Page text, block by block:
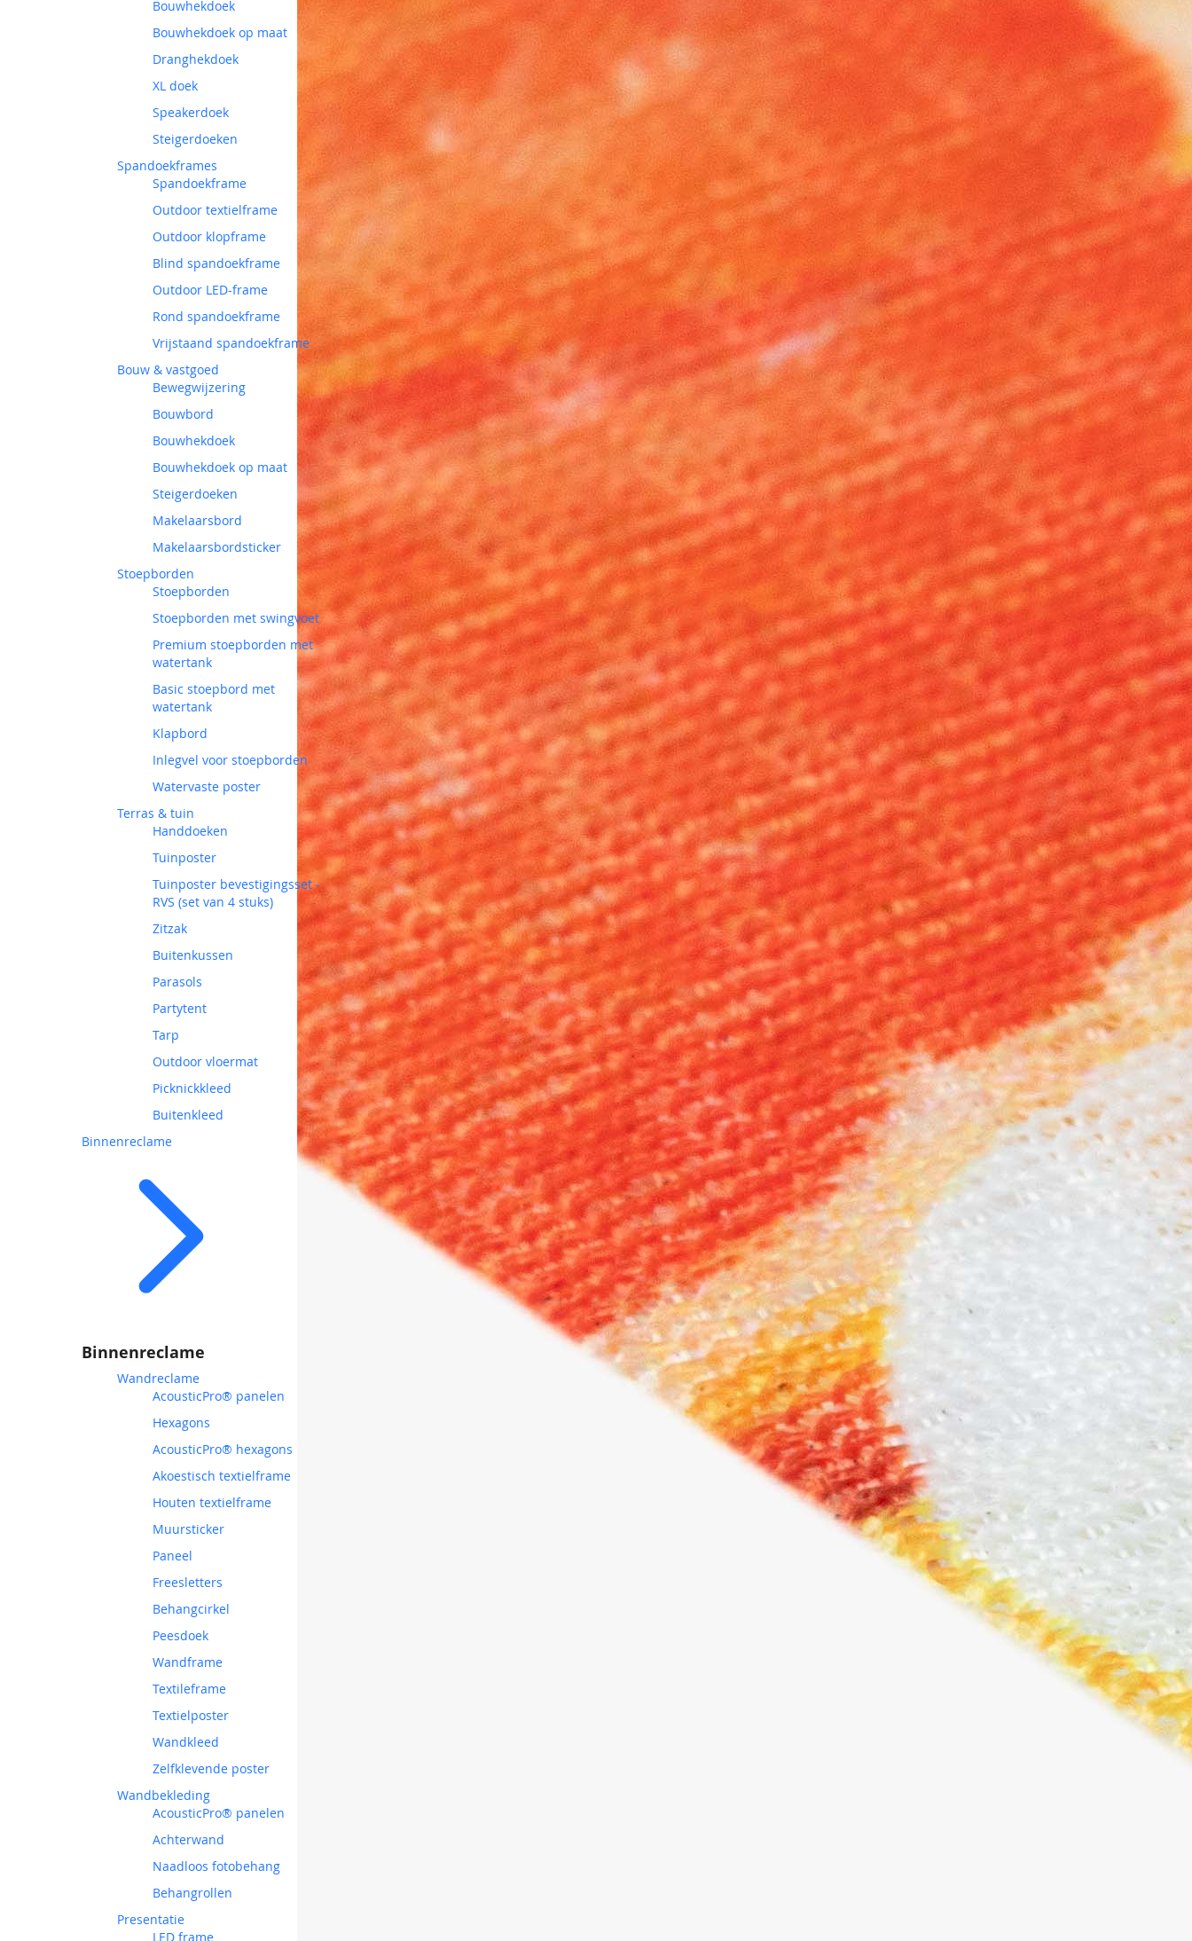
Bouwhekdoek
Bouwhekdoek op maat
Dranghekdoek
XL doek
Speakerdoek
Steigerdoeken
Spandoekframes
Spandoekframe
Outdoor textielframe
Outdoor klopframe
Blind spandoekframe
Outdoor LED-frame
Rond spandoekframe
Vrijstaand spandoekframe
Bouw & vastgoed
Bewegwijzering
Bouwbord
Bouwhekdoek
Bouwhekdoek op maat
Steigerdoeken
Makelaarsbord
Makelaarsbordsticker
Stoepborden
Stoepborden
Stoepborden met swingvoet
Premium stoepborden met
watertank
Basic stoepbord met
watertank
Klapbord
Inlegvel voor stoepborden
Watervaste poster
Terras & tuin
Handdoeken
Tuinposter
Tuinposter bevestigingsset -
RVS (set van 4 stuks)
Zitzak
Buitenkussen
Parasols
Partytent
Tarp
Outdoor vloermat
Picknickkleed
Buitenkleed
Binnenreclame
Binnenreclame
Wandreclame
AcousticPro® panelen
Hexagons
AcousticPro® hexagons
Akoestisch textielframe
Houten textielframe
Muursticker
Paneel
Freesletters
Behangcirkel
Peesdoek
Wandframe
Textileframe
Textielposter
Wandkleed
Zelfklevende poster
Wandbekleding
AcousticPro® panelen
Achterwand
Naadloos fotobehang
Behangrollen
Presentatie
LED frame